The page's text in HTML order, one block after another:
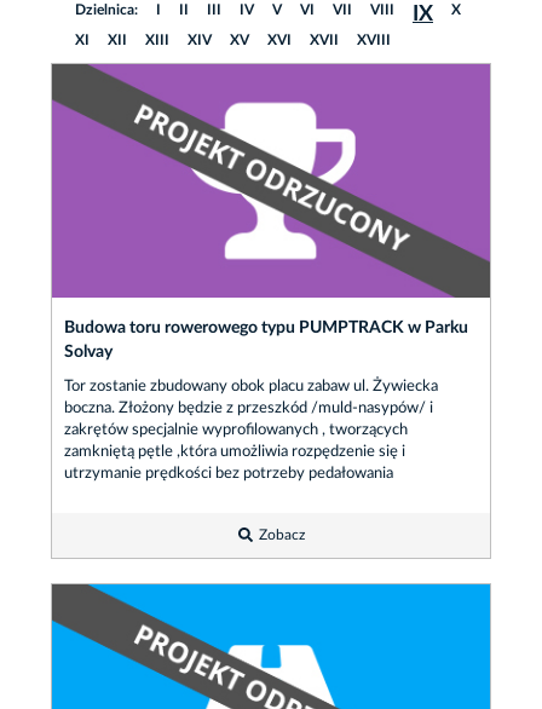
Dzielnica: I II III IV V VI VII VIII IX X
XI XII XIII XIV XV XVI XVII XVIII
Budowa toru rowerowego typu PUMPTRACK w Parku
Solvay
Tor zostanie zbudowany obok placu zabaw ul. Żywiecka
boczna. Złożony będzie z przeszkód /muld-nasypów/ i
zakrętów specjalnie wyprofilowanych , tworzących
zamkniętą pętle ,która umożliwia rozpędzenie się i
utrzymanie prędkości bez potrzeby pedałowania
Zobacz